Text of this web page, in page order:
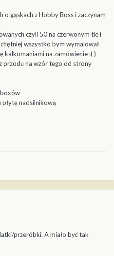
o gąskach z Hobby Boss i zaczynam
czyli 50 na czerwonym tle i
wszystko bym wymalował
kalkomaniami na zamówienie :( )
przodu na wzór tego od strony
płytę nadsilnikową
przeróbki. A miało być tak